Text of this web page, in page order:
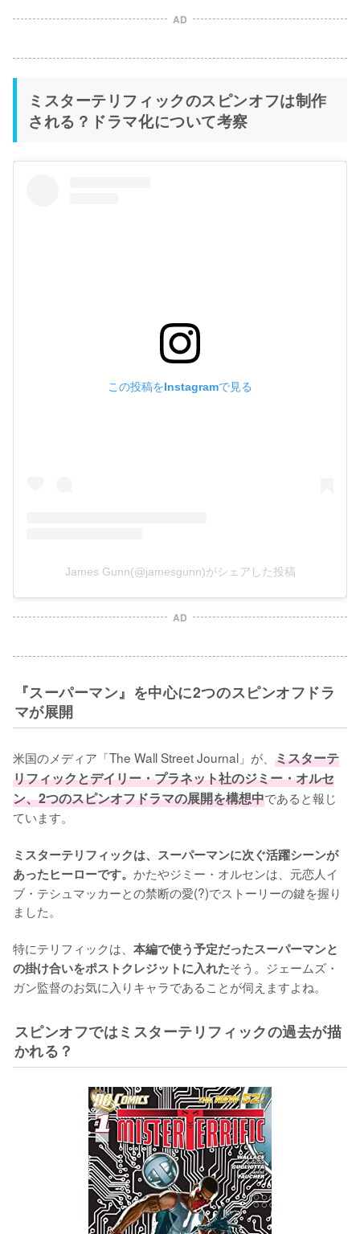
AD
ミスターテリフィックのスピンオフは制作
される？ドラマ化について考察
この投稿をInstagramで見る
James Gunn(@jamesgunn)がシェアした投稿
AD
『スーパーマン』を中心に2つのスピンオフドラ
マが展開
米国のメディア「The Wall Street Journal」が、 ミスターテ
リフィックとデイリー・プラネット社のジミー・オルセ
ン、2つのスピンオフドラマの展開を構想中であると報じ
ています。
ミスターテリフィックは、スーパーマンに次ぐ活躍シーンが
あったヒーローです。 かたやジミー・オルセンは、元恋人イ
ブ・テシュマッカーとの禁断の愛(?)でストーリーの鍵を握り
ました。
特にテリフィックは、 本編で使う予定だったスーパーマンと
の掛け合いをポストクレジットに入れたそう。ジェームズ・
ガン監督のお気に入りキャラであることが伺えますよね。
スピンオフではミスターテリフィックの過去が描
かれる？